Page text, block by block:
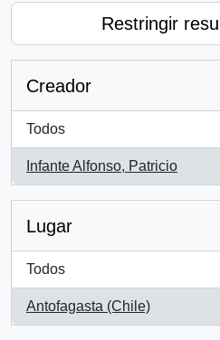
Restringir
Creador
Todos
Infante Alfonso, Patricio
, 1 resultados
Lugar
Todos
Antofagasta (Chile)
, 1 resultados